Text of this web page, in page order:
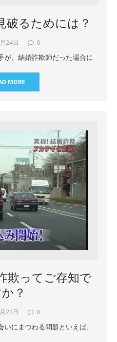
破るためには？
24日 0
が、結婚詐欺師だった場合に
MORE
欺ってご存知で
？
22日 0
にまつわる問題といえば、